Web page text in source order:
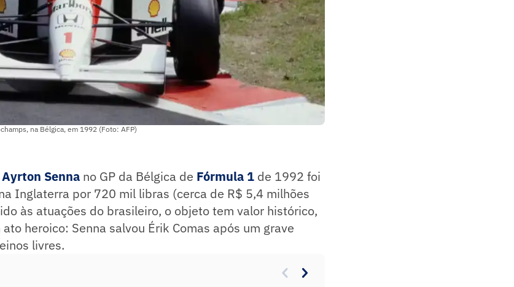
na Bélgica, em 1992 (Foto: AFP)
Ayrton Senna no GP da Bélgica de Fórmula 1 de 1992 foi
Inglaterra por 720 mil libras (cerca de R$ 5,4 milhões
às atuações do brasileiro, o objeto tem valor histórico,
heroico: Senna salvou Érik Comas após um grave
livres.